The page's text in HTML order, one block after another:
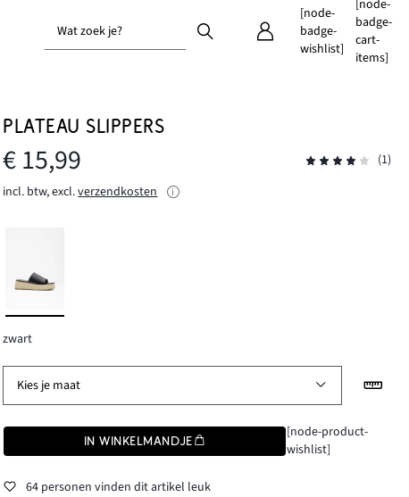
Wat zoek je?
[node-
badge-
wishlist]
[node-
badge-
cart-
items]
PLATEAU SLIPPERS
€ 15,99
(1)
incl. btw, excl.verzendkosten
zwart
Kies je maat
IN WINKELMANDJE
[node-product-
wishlist]
64 personen vinden dit artikel leuk